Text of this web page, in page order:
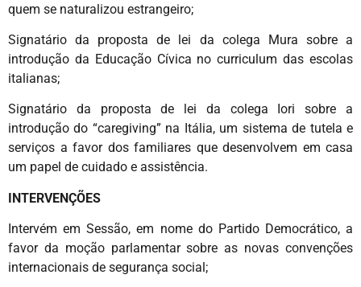
quem se naturalizou estrangeiro;
Signatário da proposta de lei da colega Mura sobre a
introdução da Educação Cívica no curriculum das escolas
italianas;
Signatário da proposta de lei da colega Iori sobre a
introdução do “caregiving” na Itália, um sistema de tutela e
serviços a favor dos familiares que desenvolvem em casa
um papel de cuidado e assistência.
INTERVENÇÕES
Intervém em Sessão, em nome do Partido Democrático, a
favor da moção parlamentar sobre as novas convenções
internacionais de segurança social;